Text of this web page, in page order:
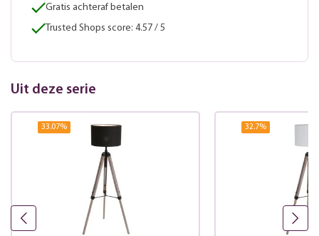
Gratis achteraf betalen
Trusted Shops score: 4.57 / 5
Uit deze serie
33.07% 32.7%